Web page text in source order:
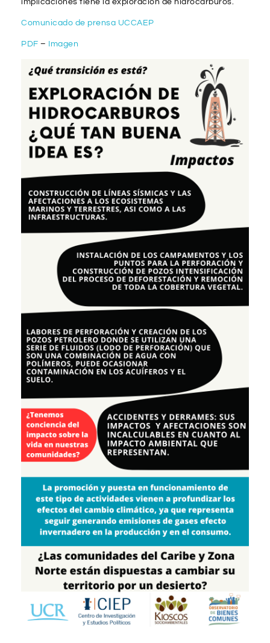
implicaciones tiene la exploración de hidrocarburos.
Comunicado de prensa UCCAEP
PDF – Imagen